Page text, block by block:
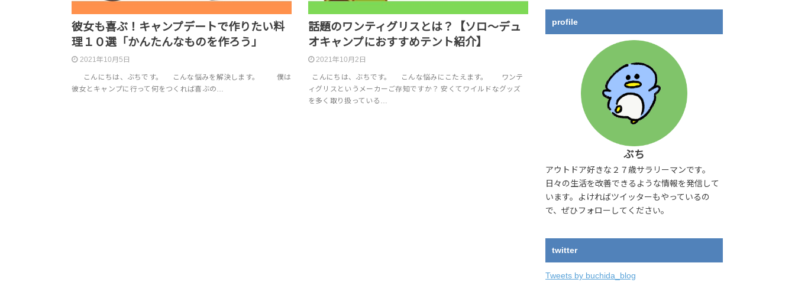
彼女も喜ぶ！キャンプデートで作りたい料
理１０選「かんたんなものを作ろう」
2021年10月5日
こんにちは、ぶちです。 こんな悩みを解決します。 僕は
彼女とキャンプに行って何をつくれば喜ぶの…
話題のワンティグリスとは？【ソロ〜デュ
オキャンプにおすすめテント紹介】
2021年10月2日
こんにちは、ぶちです。 こんな悩みにこたえます。 ワンテ
ィグリスというメーカーご存知ですか？ 安くてワイルドなグッズ
を多く取り扱っている…
profile
ぶち
アウトドア好きな２７歳サラリーマンです。
日々の生活を改善できるような情報を発信して
います。よければツイッターもやっているの
で、ぜひフォローしてください。
twitter
Tweets by buchida_blog